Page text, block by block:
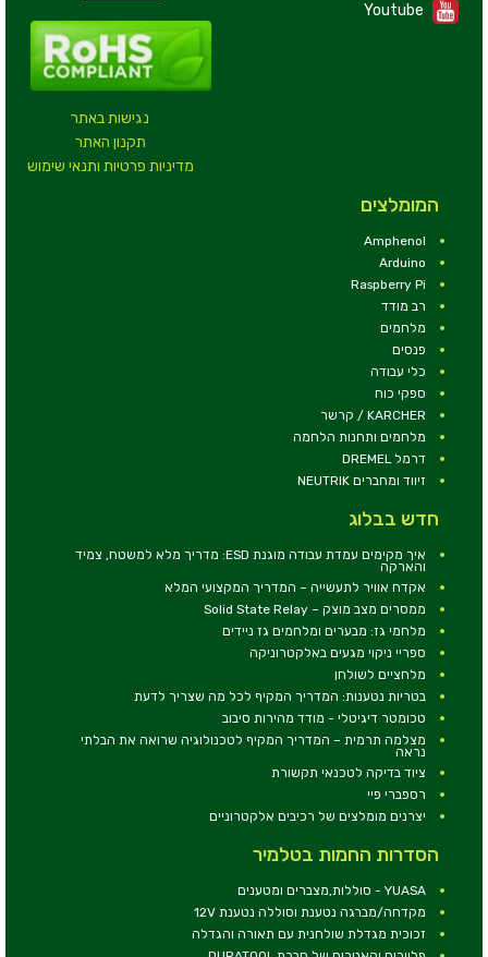
נגישות באתר
תקנון האתר
מדיניות פרטיות ותנאי שימוש
Youtube
המומלצים
Amphenol
Arduino
Raspberry Pi
רב מודד
מלחמים
פנסים
כלי עבודה
ספקי כוח
KARCHER / קרשר
מלחמים ותחנות הלחמה
דרמל DREMEL
זיווד ומחברים NEUTRIK
חדש בבלוג
איך מקימים עמדת עבודה מוגנת ESD: מדריך מלא למשטח, צמיד
והארקה
אקדח אוויר לתעשייה – המדריך המקצועי המלא
ממסרים מצב מוצק – Solid State Relay
מלחמי גז: מבערים ומלחמים גז ניידים
ספריי ניקוי מגעים באלקטרוניקה
מלחציים לשולחן
בטריות נטענות: המדריך המקיף לכל מה שצריך לדעת
טכומטר דיגיטלי - מודד מהירות סיבוב
מצלמה תרמית – המדריך המקיף לטכנולוגיה שרואה את הבלתי
נראה
ציוד בדיקה לטכנאי תקשורת
רספברי פיי
יצרנים מומלצים של רכיבים אלקטרוניים
הסדרות החמות בטלמיר
YUASA - סוללות,מצברים ומטענים
מקדחה/מברגה נטענת וסוללה נטענת 12V
זכוכית מגדלת שולחנית עם תאורה והגדלה